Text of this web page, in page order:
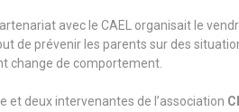
avec le CAEL organisait le
de prévenir les parents sur des
change de comportement.
et deux intervenantes de l’association